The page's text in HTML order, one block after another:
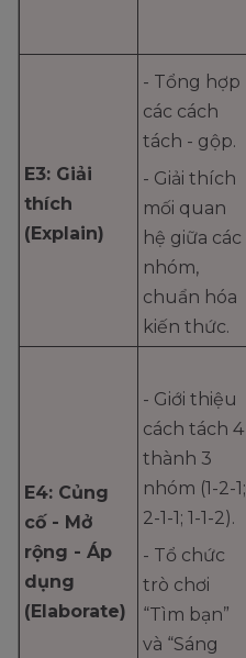
E3: Giải
thích
(Explain)
- Tổng hợp
các cách
tách - gộp.
- Giải thích
mối quan
hệ giữa các
nhóm,
chuẩn hóa
kiến thức.
E4: Củng
cố - Mở
rộng - Áp
dụng
(Elaborate)
- Giới thiệu
cách tách 4
thành 3
nhóm (1-2-1;
2-1-1; 1-1-2).
- Tổ chức
trò chơi
“Tìm bạn”
và “Sáng